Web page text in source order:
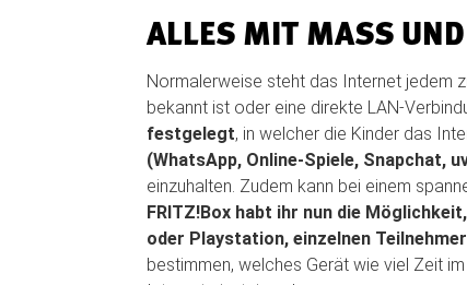
ALLES MIT MASS
Normalerweise steht das Internet jedem
bekannt ist oder eine direkte LAN-
festgelegt, in welcher die Kinder das
(WhatsApp, Online-Spiele, Snapchat,
einzuhalten. Zudem kann bei einem
FRITZ!Box habt ihr nun die
oder Playstation, einzelnen
bestimmen, welches Gerät wie viel Zeit